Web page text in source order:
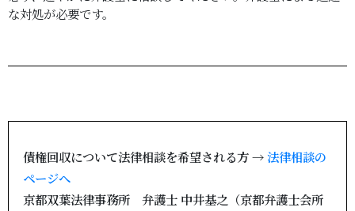
な対処が必要です。
債権回収について法律相談を希望される方 → 法律相談の
ページへ
京都双葉法律事務所 弁護士 中井基之（京都弁護士会所